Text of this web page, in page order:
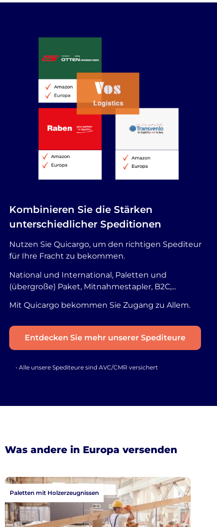
Kombinieren Sie die Stärken
unterschiedlicher Speditionen
Nutzen Sie Quicargo, um den richtigen Spediteur
für Ihre Fracht zu bekommen.
National und International, Paletten und
(übergroße) Paket, Mitnahmestapler, B2C,...
Mit Quicargo bekommen Sie Zugang zu Allem.
Entdecken Sie mehr unserer Spediteure
• Alle unsere Spediteure sind AVC/CMR versichert
Was andere in Europa versenden
Paletten mit Holzerzeugnissen